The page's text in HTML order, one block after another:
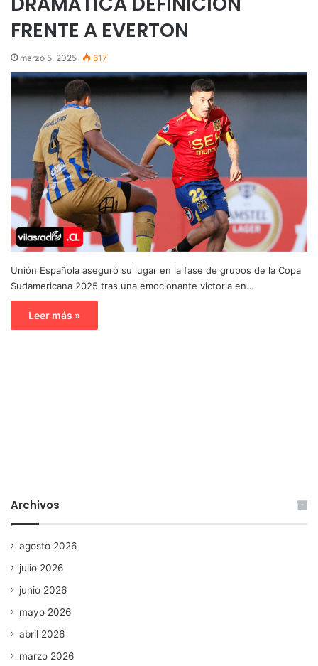
FRENTE A EVERTON
marzo 5, 2025 617
Unión Española aseguró su lugar en la fase de grupos de la Copa
Sudamericana 2025 tras una emocionante victoria en…
Leer más »
Archivos
agosto 2026
julio 2026
junio 2026
mayo 2026
abril 2026
marzo 2026